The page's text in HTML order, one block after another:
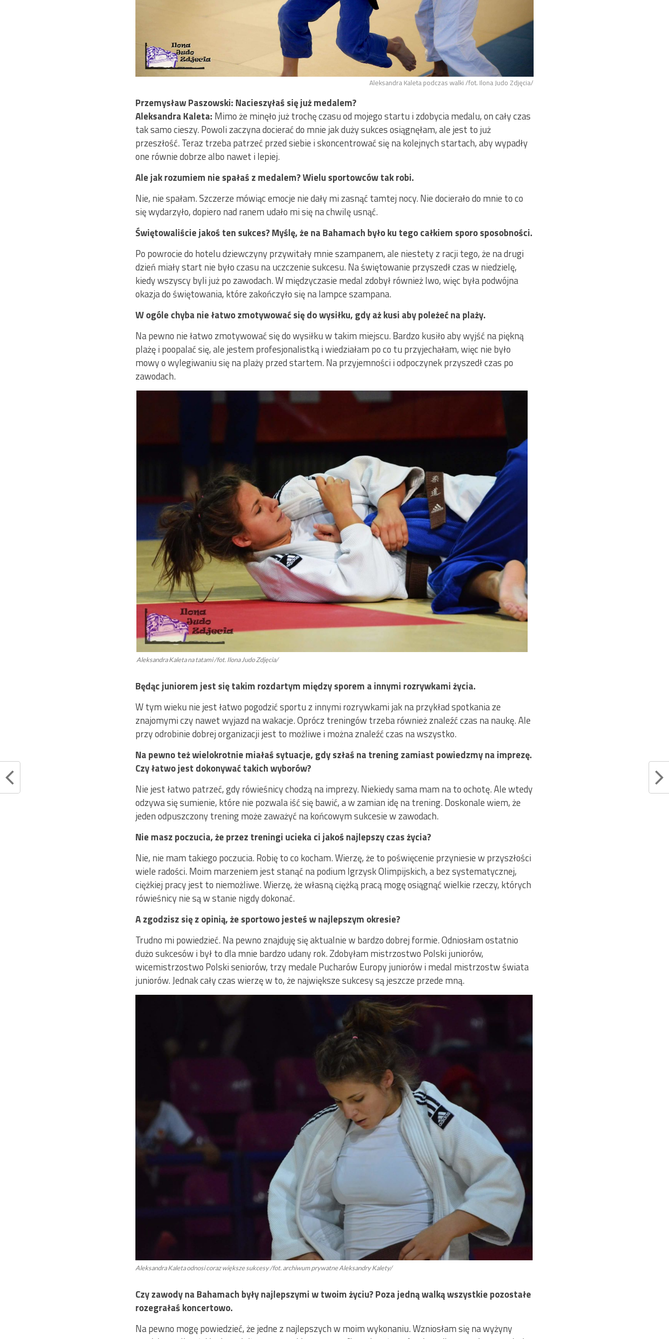
Aleksandra Kaleta podczas walki /fot. Ilona Judo Zdjęcia/
Przemysław Paszowski: Nacieszyłaś się już medalem?
Aleksandra Kaleta: Mimo że minęło już trochę czasu od mojego startu i zdobycia medalu, on cały czas
tak samo cieszy. Powoli zaczyna docierać do mnie jak duży sukces osiągnęłam, ale jest to już
przeszłość. Teraz trzeba patrzeć przed siebie i skoncentrować się na kolejnych startach, aby wypadły
one równie dobrze albo nawet i lepiej.
Ale jak rozumiem nie spałaś z medalem? Wielu sportowców tak robi.
Nie, nie spałam. Szczerze mówiąc emocje nie dały mi zasnąć tamtej nocy. Nie docierało do mnie to co
się wydarzyło, dopiero nad ranem udało mi się na chwilę usnąć.
Świętowaliście jakoś ten sukces? Myślę, że na Bahamach było ku tego całkiem sporo sposobności.
Po powrocie do hotelu dziewczyny przywitały mnie szampanem, ale niestety z racji tego, że na drugi
dzień miały start nie było czasu na uczczenie sukcesu. Na świętowanie przyszedł czas w niedzielę,
kiedy wszyscy byli już po zawodach. W międzyczasie medal zdobył również Iwo, więc była podwójna
okazja do świętowania, które zakończyło się na lampce szampana.
W ogóle chyba nie łatwo zmotywować się do wysiłku, gdy aż kusi aby poleżeć na plaży.
Na pewno nie łatwo zmotywować się do wysiłku w takim miejscu. Bardzo kusiło aby wyjść na piękną
plażę i poopalać się, ale jestem profesjonalistką i wiedziałam po co tu przyjechałam, więc nie było
mowy o wylegiwaniu się na plaży przed startem. Na przyjemności i odpoczynek przyszedł czas po
zawodach.
Aleksandra Kaleta na tatami /fot. Ilona Judo Zdjęcia/
Będąc juniorem jest się takim rozdartym między sporem a innymi rozrywkami życia.
W tym wieku nie jest łatwo pogodzić sportu z innymi rozrywkami jak na przykład spotkania ze
znajomymi czy nawet wyjazd na wakacje. Oprócz treningów trzeba również znaleźć czas na naukę. Ale
przy odrobinie dobrej organizacji jest to możliwe i można znaleźć czas na wszystko.
Na pewno też wielokrotnie miałaś sytuacje, gdy szłaś na trening zamiast powiedzmy na imprezę.
Czy łatwo jest dokonywać takich wyborów?
Nie jest łatwo patrzeć, gdy rówieśnicy chodzą na imprezy. Niekiedy sama mam na to ochotę. Ale wtedy
odzywa się sumienie, które nie pozwala iść się bawić, a w zamian idę na trening. Doskonale wiem, że
jeden odpuszczony trening może zaważyć na końcowym sukcesie w zawodach.
Nie masz poczucia, że przez treningi ucieka ci jakoś najlepszy czas życia?
Nie, nie mam takiego poczucia. Robię to co kocham. Wierzę, że to poświęcenie przyniesie w przyszłości
wiele radości. Moim marzeniem jest stanąć na podium Igrzysk Olimpijskich, a bez systematycznej,
ciężkiej pracy jest to niemożliwe. Wierzę, że własną ciężką pracą mogę osiągnąć wielkie rzeczy, których
rówieśnicy nie są w stanie nigdy dokonać.
A zgodzisz się z opinią, że sportowo jesteś w najlepszym okresie?
Trudno mi powiedzieć. Na pewno znajduję się aktualnie w bardzo dobrej formie. Odniosłam ostatnio
dużo sukcesów i był to dla mnie bardzo udany rok. Zdobyłam mistrzostwo Polski juniorów,
wicemistrzostwo Polski seniorów, trzy medale Pucharów Europy juniorów i medal mistrzostw świata
juniorów. Jednak cały czas wierzę w to, że największe sukcesy są jeszcze przede mną.
Aleksandra Kaleta odnosi coraz większe sukcesy /fot. archiwum prywatne Aleksandry Kalety/
Czy zawody na Bahamach były najlepszymi w twoim życiu? Poza jedną walką wszystkie pozostałe
rozegrałaś koncertowo.
Na pewno mogę powiedzieć, że jedne z najlepszych w moim wykonaniu. Wzniosłam się na wyżyny